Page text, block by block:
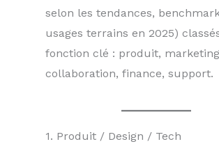
selon les tendances,
usages terrains en 2025)
fonction clé : produit,
collaboration, finance, support.
1. Produit / Design / Tech